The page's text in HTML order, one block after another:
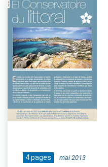
4 pages mai 2013